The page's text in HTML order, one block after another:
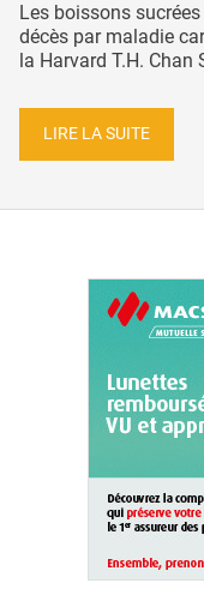
Les boissons
décès par maladie
la Harvard T.H. Chan
LIRE LA SUITE